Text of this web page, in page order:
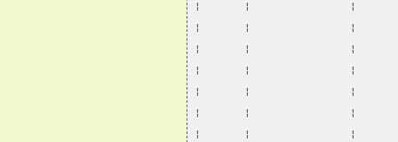
¦       ¦                ¦
¦       ¦                ¦
¦       ¦                ¦
¦       ¦                ¦
¦       ¦                ¦
¦       ¦                ¦
¦       ¦                ¦